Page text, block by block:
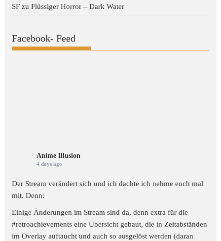
SF zuFlüssiger Horror – Dark Water
Facebook- Feed
Anime Illusion
4 days ago
Der Stream verändert sich und ich dachte ich nehme euch mal
mit. Denn:
Einige Änderungen im Stream sind da, denn extra für die
#retroachievements eine Übersicht gebaut, die in Zeitabständen
im Overlay auftaucht und auch so ausgelöst werden (daran